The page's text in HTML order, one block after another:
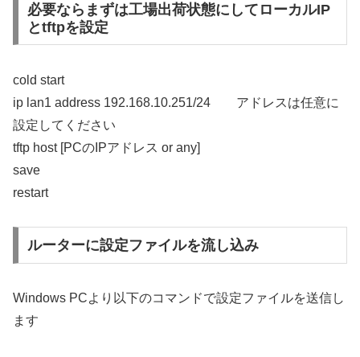
必要ならまずは工場出荷状態にしてローカルIP
とtftpを設定
cold start
ip lan1 address 192.168.10.251/24 アドレスは任意に
設定してください
tftp host [PCのIPアドレス or any]
save
restart
ルーターに設定ファイルを流し込み
Windows PCより以下のコマンドで設定ファイルを送信し
ます